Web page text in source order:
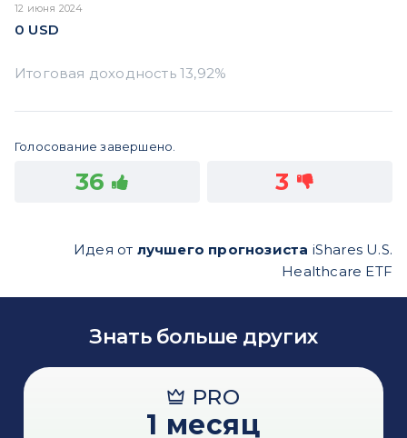
12 июня 2024
0 USD
Голосование завершено.
36 3
Идея от лучшего прогнозиста iShares U.S.
Healthcare ETF
Знать больше других
PRO
1 месяц